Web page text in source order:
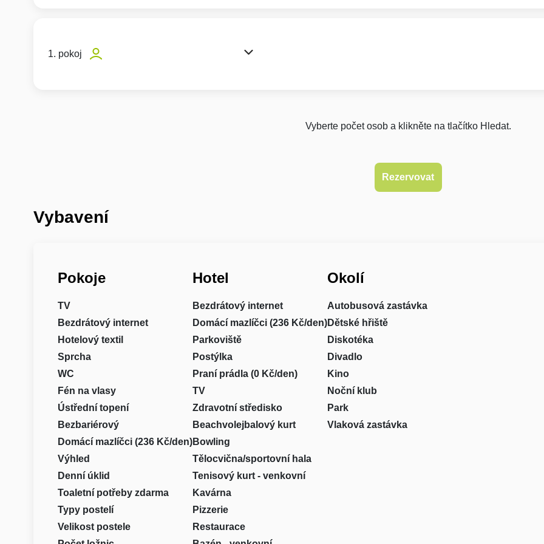
1. pokoj
Vyberte počet osob a klikněte na tlačítko Hledat.
Vybavení
Pokoje
TV
Bezdrátový internet
Hotelový textil
Sprcha
WC
Fén na vlasy
Ústřední topení
Bezbariérový
Domácí mazlíčci (236 Kč/den)
Výhled
Denní úklid
Toaletní potřeby zdarma
Typy postelí
Velikost postele
Hotel
Bezdrátový internet
Domácí mazlíčci (236 Kč/den)
Parkoviště
Postýlka
Praní prádla (0 Kč/den)
TV
Zdravotní středisko
Beachvolejbalový kurt
Bowling
Tělocvična/sportovní hala
Tenisový kurt - venkovní
Kavárna
Pizzerie
Restaurace
Okolí
Autobusová zastávka
Dětské hřiště
Diskotéka
Divadlo
Kino
Noční klub
Park
Vlaková zastávka